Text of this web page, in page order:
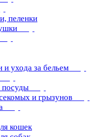
пеленки
и ухода за бельем
посуды
и грызунов
кошек